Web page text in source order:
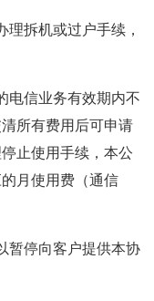
理拆机或过户手续，
电信业务有效期内不
所有费用后可申请
止使用手续，本公
月使用费（通信
暂停向客户提供本协